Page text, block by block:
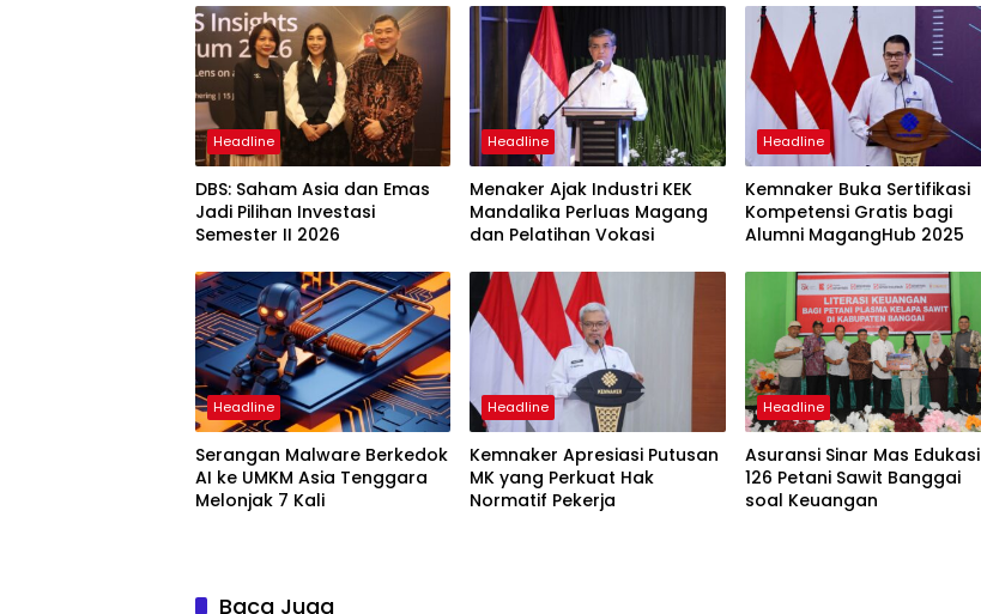
Headline
DBS: Saham Asia dan Emas
Jadi Pilihan Investasi
Semester II 2026
Headline
Menaker Ajak Industri KEK
Mandalika Perluas Magang
dan Pelatihan Vokasi
Headline
Kemnaker Buka Sertifikasi
Kompetensi Gratis bagi
Alumni MagangHub 2025
Headline
Serangan Malware Berkedok
AI ke UMKM Asia Tenggara
Melonjak 7 Kali
Headline
Kemnaker Apresiasi Putusan
MK yang Perkuat Hak
Normatif Pekerja
Headline
Asuransi Sinar Mas Edukasi
126 Petani Sawit Banggai
soal Keuangan
Baca Juga